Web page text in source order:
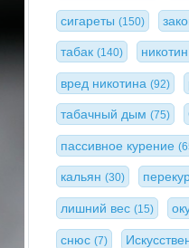
сигареты (150)
табак (140)
вред никотина (92)
табачный дым (75)
пассивное курение
кальян (30)
лишний вес (15)
снюс (7)